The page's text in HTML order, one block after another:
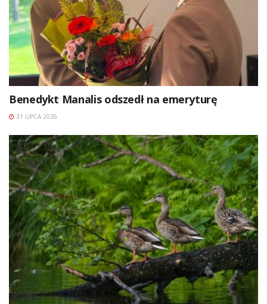
Benedykt Manalis odszedł na emeryturę
31 LIPCA 2026